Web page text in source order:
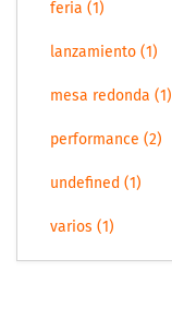
feria (1)
lanzamiento (1)
mesa redonda (1)
performance (2)
undefined (1)
varios (1)